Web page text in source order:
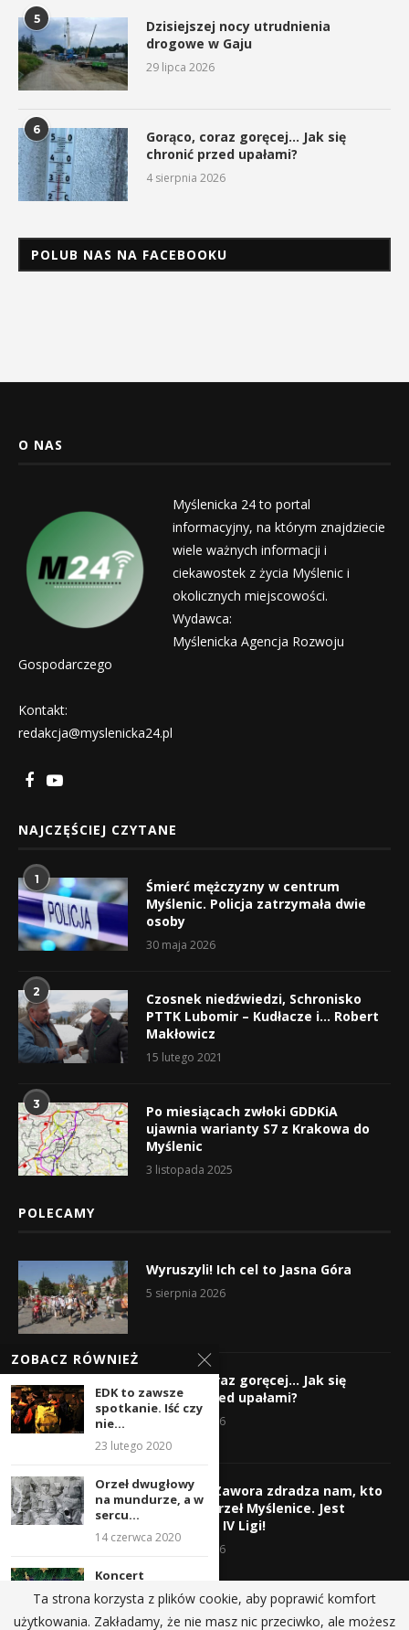
5
Dzisiejszej nocy utrudnienia
drogowe w Gaju
29 lipca 2026
6
Gorąco, coraz goręcej… Jak się
chronić przed upałami?
4 sierpnia 2026
POLUB NAS NA FACEBOOKU
O NAS
Myślenicka 24 to portal
informacyjny, na którym znajdziecie
wiele ważnych informacji i
ciekawostek z życia Myślenic i
okolicznych miejscowości.
Wydawca:
Myślenicka Agencja Rozwoju
Gospodarczego
Kontakt:
redakcja@myslenicka24.pl
NAJCZĘŚCIEJ CZYTANE
1
Śmierć mężczyzny w centrum
Myślenic. Policja zatrzymała dwie
osoby
30 maja 2026
2
Czosnek niedźwiedzi, Schronisko
PTTK Lubomir – Kudłacze i… Robert
Makłowicz
15 lutego 2021
3
Po miesiącach zwłoki GDDKiA
ujawnia warianty S7 z Krakowa do
Myślenic
3 listopada 2025
POLECAMY
Wyruszyli! Ich cel to Jasna Góra
5 sierpnia 2026
Gorąco, coraz goręcej… Jak się
chronić przed upałami?
4 sierpnia 2026
Krzysztof Zawora zdradza nam, kto
wzmocni Orzeł Myślenice. Jest
nazwisko z IV Ligi!
3 sierpnia 2026
ZOBACZ RÓWNIEŻ
EDK to zawsze
spotkanie. Iść czy
nie...
23 lutego 2020
Orzeł dwugłowy
na mundurze, a w
sercu...
14 czerwca 2020
Koncert
Bożonarodzeniowy
– Polish Art
Philharmonic
Ta strona korzysta z plików cookie, aby poprawić komfort
użytkowania. Zakładamy, że nie masz nic przeciwko, ale możesz